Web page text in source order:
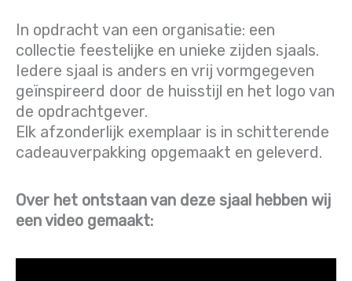
In opdracht van een organisatie: een
collectie feestelijke en unieke zijden sjaals.
Iedere sjaal is anders en vrij vormgegeven
geïnspireerd door de huisstijl en het logo van
de opdrachtgever.
Elk afzonderlijk exemplaar is in schitterende
cadeauverpakking opgemaakt en geleverd.
Over het ontstaan van deze sjaal hebben wij
een video gemaakt: